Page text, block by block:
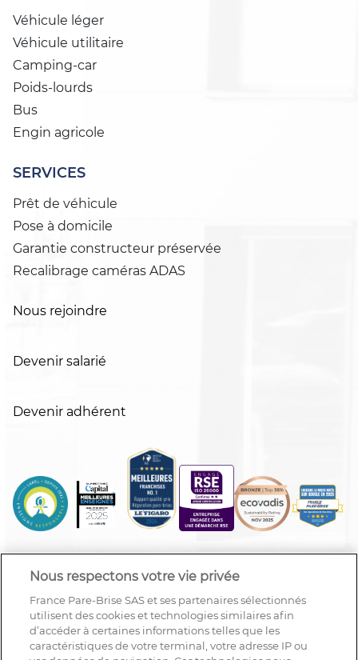
Véhicule léger
Véhicule utilitaire
Camping-car
Poids-lourds
Bus
Engin agricole
SERVICES
Prêt de véhicule
Pose à domicile
Garantie constructeur préservée
Recalibrage caméras ADAS
Nous rejoindre
Devenir salarié
Devenir adhérent
Nous respectons votre vie privée
France Pare-Brise SAS et ses partenaires sélectionnés
utilisent des cookies et technologies similaires afin
d’accéder à certaines informations telles que les
caractéristiques de votre terminal, votre adresse IP ou